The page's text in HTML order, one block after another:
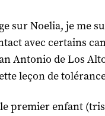
sur Noelia, je me
avec certains
Antonio de Los
leçon de
le premier enfant